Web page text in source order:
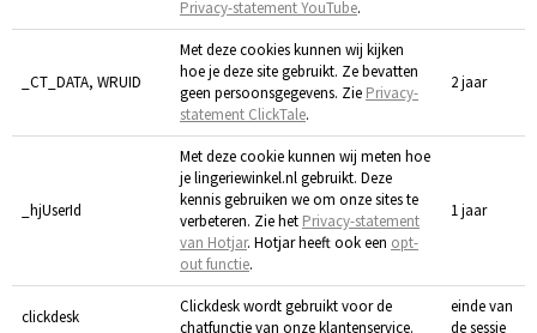
Privacy-statement YouTube.
_CT_DATA, WRUID
Met deze cookies kunnen wij kijken
hoe je deze site gebruikt. Ze bevatten
geen persoonsgegevens. Zie Privacy-
statement ClickTale.
2 jaar
_hjUserId
Met deze cookie kunnen wij meten hoe
je lingeriewinkel.nl gebruikt. Deze
kennis gebruiken we om onze sites te
verbeteren. Zie het Privacy-statement
van Hotjar. Hotjar heeft ook een opt-
out functie.
1 jaar
clickdesk
Clickdesk wordt gebruikt voor de
chatfunctie van onze klantenservice.
einde van
de sessie